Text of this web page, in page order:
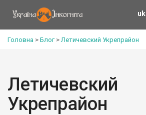
uk
Головна > Блог>Летичевский Укрепрайон
Летичевский
Укрепрайон